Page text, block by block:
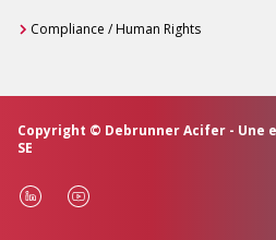
Compliance / Human Rights
Copyright © Debrunner Acifer - Une
SE